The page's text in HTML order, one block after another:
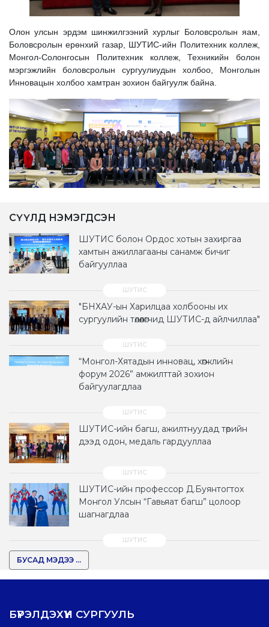
Олон улсын эрдэм шинжилгээний хурлыг Боловсролын яам,
Боловсролын ерөнхий газар, ШУТИС-ийн Политехник коллеж,
Монгол-Солонгосын Политехник коллеж, Техникийн болон
мэргэжлийн боловсролын сургуулиудын холбоо, Монголын
Инновацын холбоо хамтран зохион байгуулж байна.
СҮҮЛД НЭМЭГДСЭН
ШУТИС болон Ордос хотын захиргаа
хамтын ажиллагааны санамж бичиг
байгууллаа
"БНХАУ-ын Харилцаа холбооны их
сургуулийн төлөөлөгчид ШУТИС-д айлчиллаа"
“Монгол-Хятадын инновац, хөгжлийн
форум 2026” амжилттай зохион
байгуулагдлаа
ШУТИС-ийн багш, ажилтнуудад төрийн
дээд одон, медаль гардууллаа
ШУТИС-ийн профессор Д.Буянтогтох
Монгол Улсын “Гавьяат багш” цолоор
шагнагдлаа
БУСАД МЭДЭЭ ...
БҮРЭЛДЭХҮҮН СУРГУУЛЬ